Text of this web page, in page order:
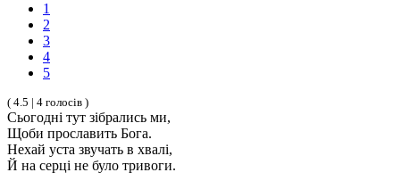
1
2
3
4
5
( 4.5 | 4 голосів )
Сьогодні тут зібрались ми,
Щоби прославить Бога.
Нехай уста звучать в хвалі,
Й на серці не було тривоги.